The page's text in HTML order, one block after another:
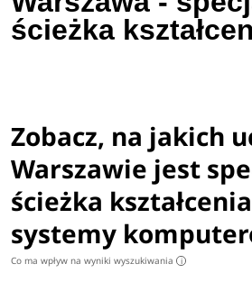
ścieżka
Zobacz, na jakich
Warszawie jest
ścieżka
systemy
Co ma wpływ na wyniki wyszukiwania i